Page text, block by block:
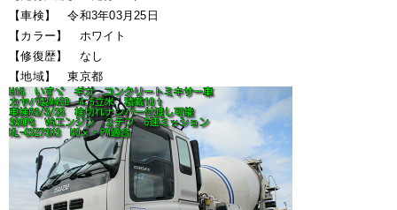
【車検】 令和3年03月25日
【カラー】 ホワイト
【修復歴】 なし
【地域】 東京都